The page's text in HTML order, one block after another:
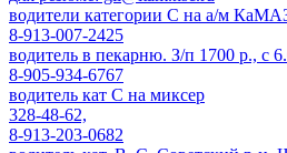
водители категории С на а/м
8-913-007-2425
водитель в пекарню. З/п 1700 р., с
8-905-934-6767
водитель кат С на миксер
328-48-62,
8-913-203-0682